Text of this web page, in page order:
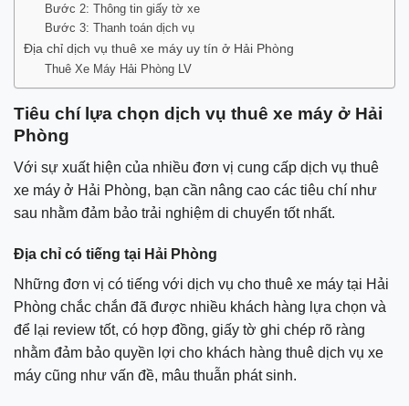
Bước 2: Thông tin giấy tờ xe
Bước 3: Thanh toán dịch vụ
Địa chỉ dịch vụ thuê xe máy uy tín ở Hải Phòng
Thuê Xe Máy Hải Phòng LV
Tiêu chí lựa chọn dịch vụ thuê xe máy ở Hải
Phòng
Với sự xuất hiện của nhiều đơn vị cung cấp dịch vụ thuê
xe máy ở Hải Phòng, bạn cần nâng cao các tiêu chí như
sau nhằm đảm bảo trải nghiệm di chuyển tốt nhất.
Địa chỉ có tiếng tại Hải Phòng
Những đơn vị có tiếng với dịch vụ cho thuê xe máy tại Hải
Phòng chắc chắn đã được nhiều khách hàng lựa chọn và
để lại review tốt, có hợp đồng, giấy tờ ghi chép rõ ràng
nhằm đảm bảo quyền lợi cho khách hàng thuê dịch vụ xe
máy cũng như vấn đề, mâu thuẫn phát sinh.